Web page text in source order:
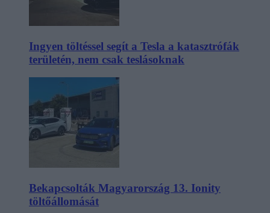
Ingyen töltéssel segít a Tesla a katasztrófák
területén, nem csak teslásoknak
Bekapcsolták Magyarország 13. Ionity
töltőállomását